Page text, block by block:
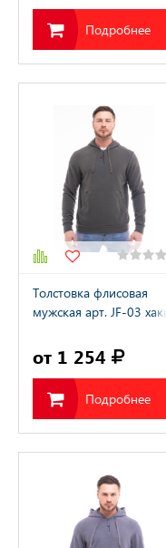
Подробнее
Толстовка флисовая
мужская арт. JF-03 хаки
от 1 254
Подробнее